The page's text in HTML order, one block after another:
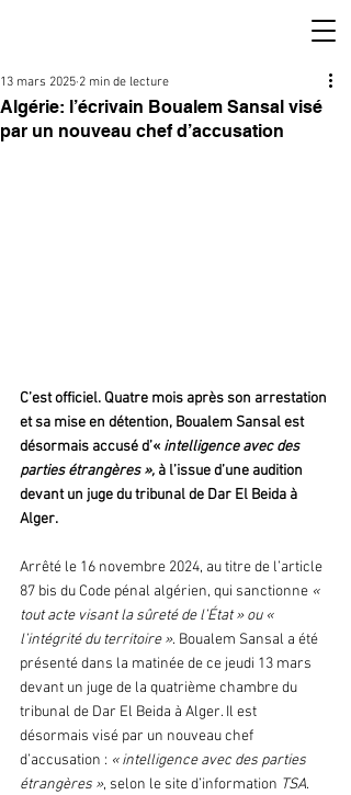
Algérie: l’écrivain Boualem Sansal visé
par un nouveau chef d’accusation
13 mars 2025 2 min de lecture
C’est officiel. Quatre mois après son arrestation
et sa mise en détention, Boualem Sansal est
désormais accusé d’« intelligence avec des
parties étrangères », à l’issue d’une audition
devant un juge du tribunal de Dar El Beida à
Alger.
Arrêté le 16 novembre 2024, au titre de l’article
87 bis du Code pénal algérien, qui sanctionne «
tout acte visant la sûreté de l’État » ou «
l’intégrité du territoire ». Boualem Sansal a été
présenté dans la matinée de ce jeudi 13 mars
devant un juge de la quatrième chambre du
tribunal de Dar El Beida à Alger. Il est
désormais visé par un nouveau chef
d’accusation : « intelligence avec des parties
étrangères », selon le site d’information TSA.